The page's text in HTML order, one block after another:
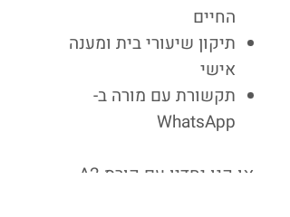
החיים
תיקון שיעורי בית ומענה
אישי
תקשורת עם מורה ב-
WhatsApp
או קנו יחדיו עם קורס A2